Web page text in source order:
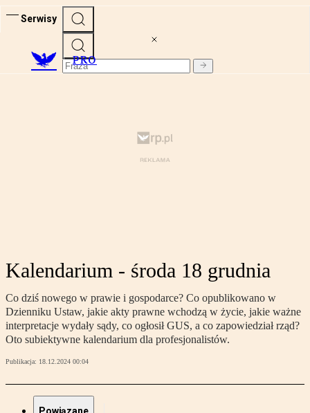
Serwisy
PRO
Kalendarium - środa 18 grudnia
Co dziś nowego w prawie i gospodarce? Co opublikowano w
Dzienniku Ustaw, jakie akty prawne wchodzą w życie, jakie ważne
interpretacje wydały sądy, co ogłosił GUS, a co zapowiedział rząd?
Oto subiektywne kalendarium dla profesjonalistów.
Publikacja: 18.12.2024 00:04